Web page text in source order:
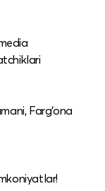
Farg‘ona